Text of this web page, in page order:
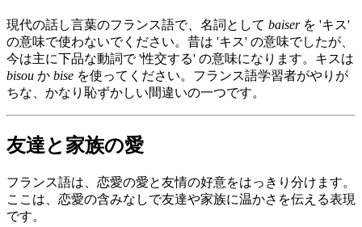
現代の話し言葉のフランス語で、名詞として baiserを 'キス'
の意味で使わないでください。昔は 'キス' の意味でしたが、
今は主に下品な動詞で '性交する' の意味になります。キスは
bisou か bise を使ってください。フランス語学習者がやりが
ちな、かなり恥ずかしい間違いの一つです。
友達と家族の愛
フランス語は、恋愛の愛と友情の好意をはっきり分けます。
ここは、恋愛の含みなしで友達や家族に温かさを伝える表現
です。